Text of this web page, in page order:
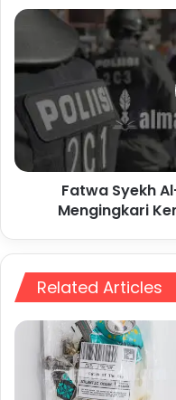
Fatwa
Utsaimin
Terkait
Cara
Mengingkari
Kemungkaran
Pemerintah
Fatwa Syekh
Mengingkari
Related Articles